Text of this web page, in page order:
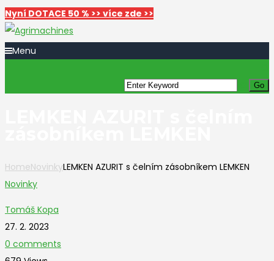
Nyní DOTACE 50 % >> více zde >>
Menu
HomeNovinkyLEMKEN AZURIT s čelním zásobníkem LEMKEN
Novinky
Tomáš Kopa
27. 2. 2023
0 comments